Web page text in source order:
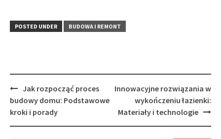
POSTED UNDER BUDOWA I REMONT
Post
navigation
Jak rozpocząć proces
budowy domu: Podstawowe
kroki i porady
Innowacyjne rozwiązania w
wykończeniu łazienki:
Materiały i technologie